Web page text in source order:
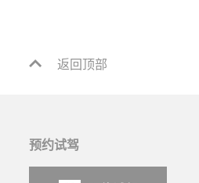
返回顶部
预约试驾